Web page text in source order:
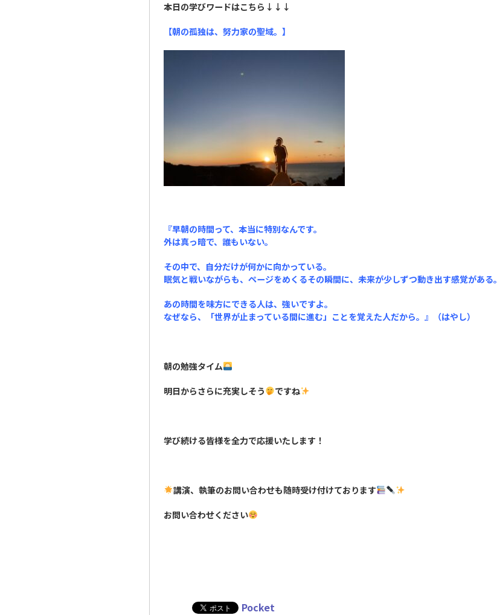
本日の学びワードはこちら↓↓↓
【朝の孤独は、努力家の聖域。】
『早朝の時間って、本当に特別なんです。
外は真っ暗で、誰もいない。
その中で、自分だけが何かに向かっている。
眠気と戦いながらも、ページをめくるその瞬間に、未来が少しずつ動き出す感覚がある。
あの時間を味方にできる人は、強いですよ。
なぜなら、「世界が止まっている間に進む」ことを覚えた人だから。』（はやし）
朝の勉強タイム
明日からさらに充実しそう ですね
学び続ける皆様を全力で応援いたします！
講演、執筆のお問い合わせも随時受け付けております
お問い合わせください
Pocket